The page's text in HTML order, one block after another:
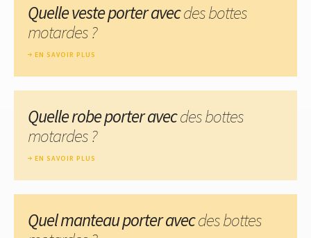
Quelle veste porter avecdes bottes
motardes ?
EN SAVOIR PLUS
Quelle robe porter avecdes bottes
motardes ?
EN SAVOIR PLUS
Quel manteau porter avecdes bottes